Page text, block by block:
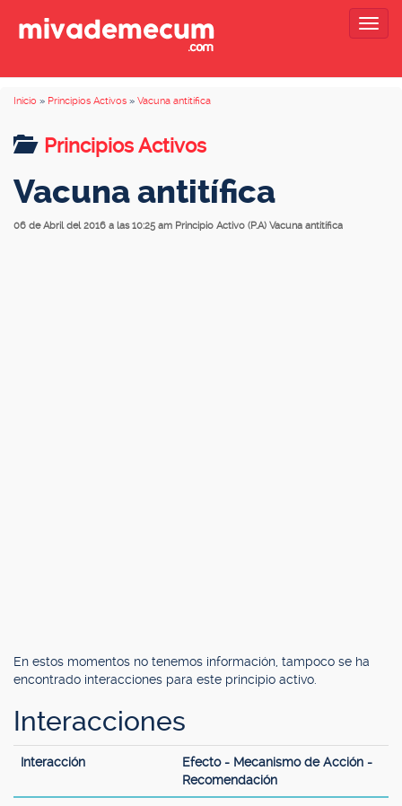
Inicio » Principios Activos » Vacuna antitífica
Principios Activos
Vacuna antitífica
06 de Abril del 2016 a las 10:25 am Principio Activo (P.A) Vacuna antitífica
En estos momentos no tenemos información, tampoco se ha
encontrado interacciones para este principio activo.
Interacciones
Interacción
Efecto - Mecanismo de Acción -
Recomendación